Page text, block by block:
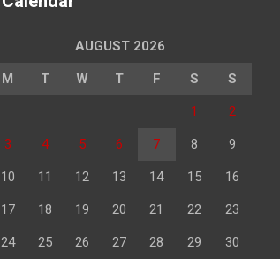
AUGUST 2026
M T W T F S S
1 2
3 4 5 6 7 8 9
10 11 12 13 14 15 16
17 18 19 20 21 22 23
24 25 26 27 28 29 30